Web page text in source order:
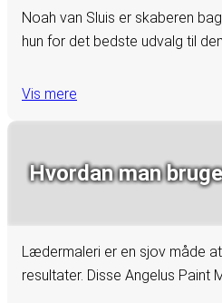
Noah van Sluis er skaberen
hun for det bedste udvalg til
Vis mere
Hvordan man
Lædermaleri er en sjov måde
resultater. Disse Angelus